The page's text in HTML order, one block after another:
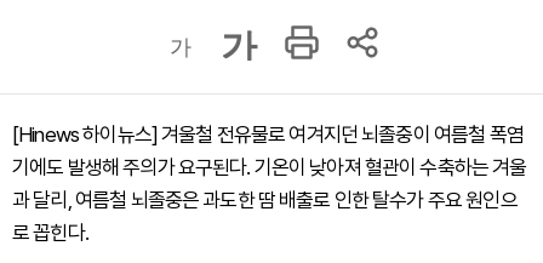
가 가
[Hinews 하이뉴스] 겨울철 전유물로 여겨지던 뇌졸중이 여름철 폭염
기에도 발생해 주의가 요구된다. 기온이 낮아져 혈관이 수축하는 겨울
과 달리, 여름철 뇌졸중은 과도한 땀 배출로 인한 탈수가 주요 원인으
로 꼽힌다.